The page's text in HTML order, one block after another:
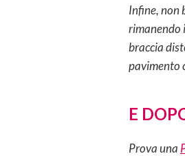
Infine, non
rimanendo
braccia
pavimento
E
Prova una